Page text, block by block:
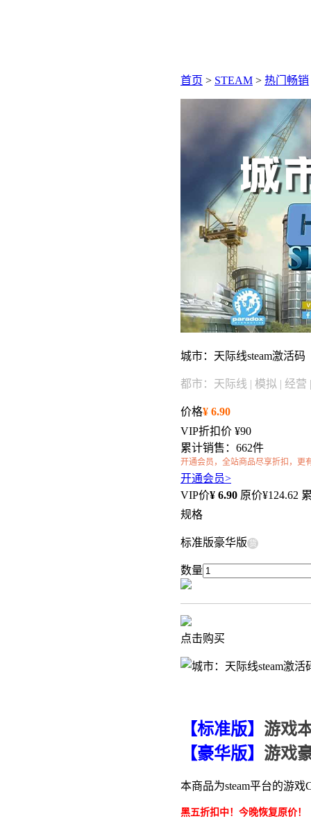
首页 > STEAM > 热门畅销
城市：天际线steam激活码
都市：天际线 | 模拟 | 经营
价格¥ 6.90
VIP折扣价 ¥90
累计销售：662件
开通会员，全站商品尽享折扣，更
开通会员>
VIP价¥ 6.90 原价¥124.62
规格
标准版豪华版 货
数量
点击购买
【标准版】 游戏
【豪华版】 游戏
本商品为steam平台的游
黑五折扣中！今晚恢复原价！